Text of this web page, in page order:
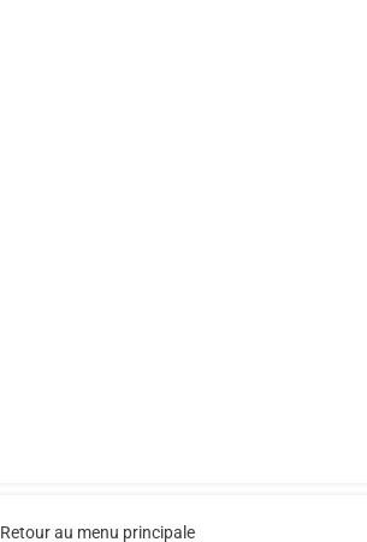
Retour au menu principale